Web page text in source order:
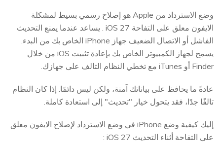
وضع الاسترداد من Apple هو إصلاح رسمي بسيط لمشكلة
الايفون معلق على التفاحة iOS 27 . يساعد عندما يمنع التحديث
الفاشل أو الاتصال الضعيف جهاز iPhone الخاص بك من البدء.
يسمح لجهاز الكمبيوتر الخاص بك بإعادة تثبيت iOS من خلال
Finder أو iTunes مع تخطي النظام التالف على جهازك.
عادةً ما يحافظ على بياناتك آمنة، ولكن ليس دائمًا. إذا كان النظام
تالفًا جدًا، فقد يتحول خيار "تحديث" إلى استعادة كاملة.
إليك كيفية وضع iPhone في وضع الاسترداد لإصلاح الايفون معلق
على التفاحة أثناء التحديث iOS 27 :